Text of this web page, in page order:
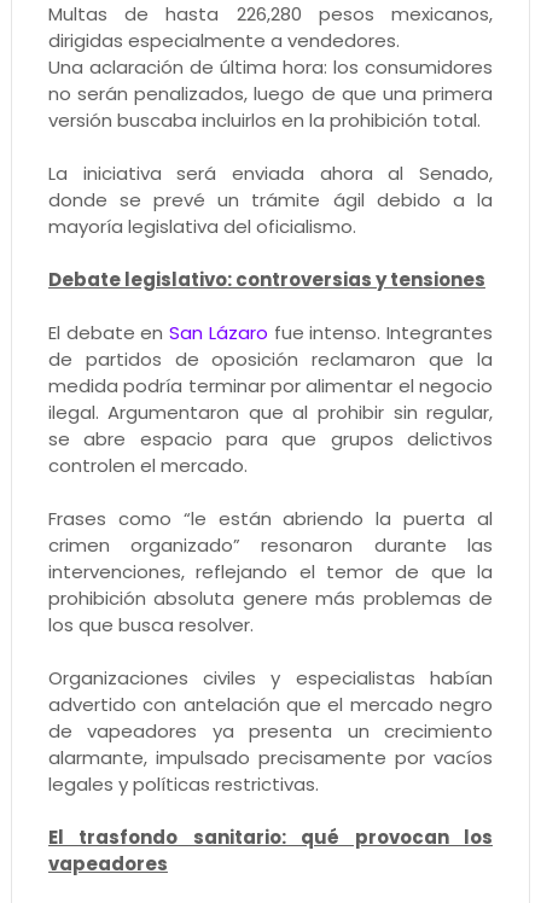
Multas de hasta 226,280 pesos mexicanos,
dirigidas especialmente a vendedores.
Una aclaración de última hora: los consumidores
no serán penalizados, luego de que una primera
versión buscaba incluirlos en la prohibición total.
La iniciativa será enviada ahora al Senado,
donde se prevé un trámite ágil debido a la
mayoría legislativa del oficialismo.
Debate legislativo: controversias y tensiones
El debate enSan Lázaro fue intenso. Integrantes
de partidos de oposición reclamaron que la
medida podría terminar por alimentar el negocio
ilegal. Argumentaron que al prohibir sin regular,
se abre espacio para que grupos delictivos
controlen el mercado.
Frases como “le están abriendo la puerta al
crimen organizado” resonaron durante las
intervenciones, reflejando el temor de que la
prohibición absoluta genere más problemas de
los que busca resolver.
Organizaciones civiles y especialistas habían
advertido con antelación que el mercado negro
de vapeadores ya presenta un crecimiento
alarmante, impulsado precisamente por vacíos
legales y políticas restrictivas.
El trasfondo sanitario: qué provocan los
vapeadores